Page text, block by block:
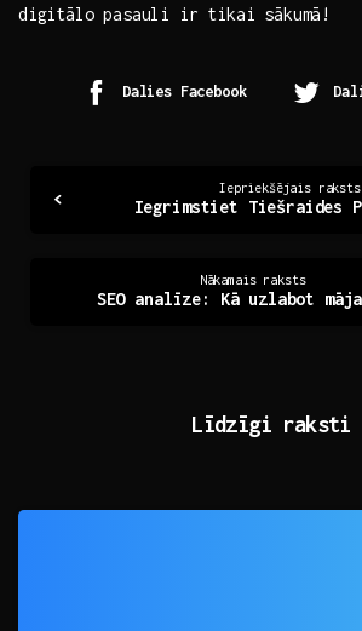
⁢digitālo ⁣pasauli ⁤ir tikai⁣ sākumā!
Dalies Facebook
Iepriekšējais raksts
Nākamais raksts
Līdzīgi raksti